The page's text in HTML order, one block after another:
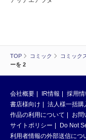
TOP コミック コミック
ーを 2
会社概要 IR情報 採用情
書店様向け
法人様一括購
作品の利用について
お問
サイトポリシー
Do Not
利用者情報の外部送信につ